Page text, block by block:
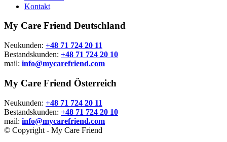
Kontakt
My Care Friend Deutschland
Neukunden: +48 71 724 20 11
Bestandskunden: +48 71 724 20 10
mail: info@mycarefriend.com
My Care Friend Österreich
Neukunden: +48 71 724 20 11
Bestandskunden: +48 71 724 20 10
mail: info@mycarefriend.com
© Copyright - My Care Friend